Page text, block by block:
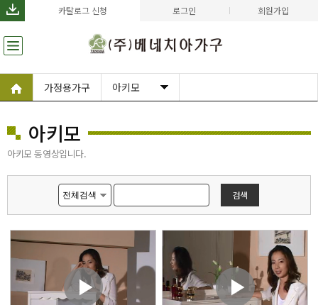
카탈로그 신청 로그인 회원가입
가정용가구 아키모
아키모
아키모 동영상입니다.